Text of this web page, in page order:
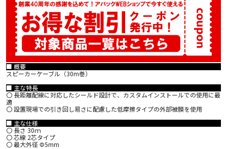
■ 概要
スピーカーケーブル（30m巻）
■ 主な特長
〇 長距離配線に対応したシールド設計で、カスタムインストールでの使用に最
適
〇 設置現場での引き回し易さに配慮した低摩擦タイプの外部被膜を使用
■ 主な仕様
〇 長さ 30ｍ
〇 芯線 2芯タイプ
〇 最大外径 Φ5mm